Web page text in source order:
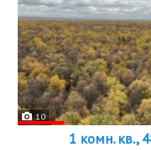
10
1 комн. кв.,